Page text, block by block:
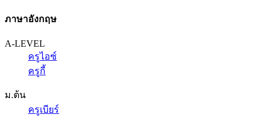
ภาษาอังกฤษ
A-LEVEL
ครูไอซ์
ครูกี้
ม.ต้น
ครูเบียร์